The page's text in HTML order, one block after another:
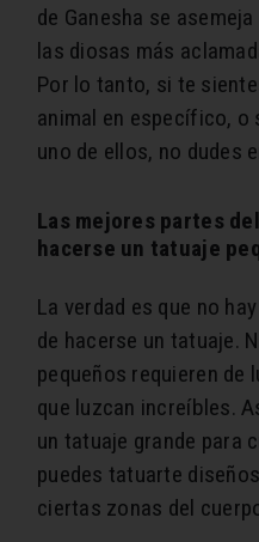
de Ganesha se
las diosas más
Por lo tanto, si te
animal en específico,
uno de ellos, no dudes
Las mejores partes
hacerse un tatuaje
La verdad es que no
de hacerse un tatuaje.
pequeños requieren de
que luzcan increíbles.
un tatuaje grande para
puedes tatuarte
ciertas zonas del